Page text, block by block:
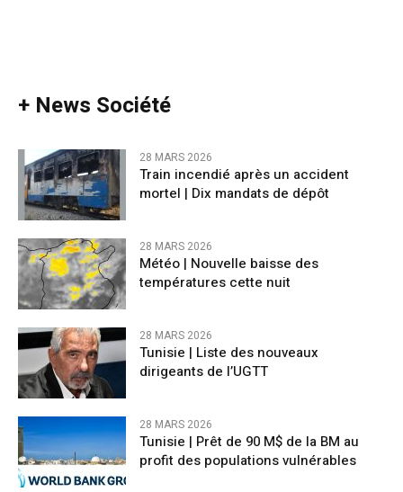
+ News Société
28 MARS 2026
Train incendié après un accident
mortel | Dix mandats de dépôt
28 MARS 2026
Météo | Nouvelle baisse des
températures cette nuit
28 MARS 2026
Tunisie | Liste des nouveaux
dirigeants de l’UGTT
28 MARS 2026
Tunisie | Prêt de 90 M$ de la BM au
profit des populations vulnérables